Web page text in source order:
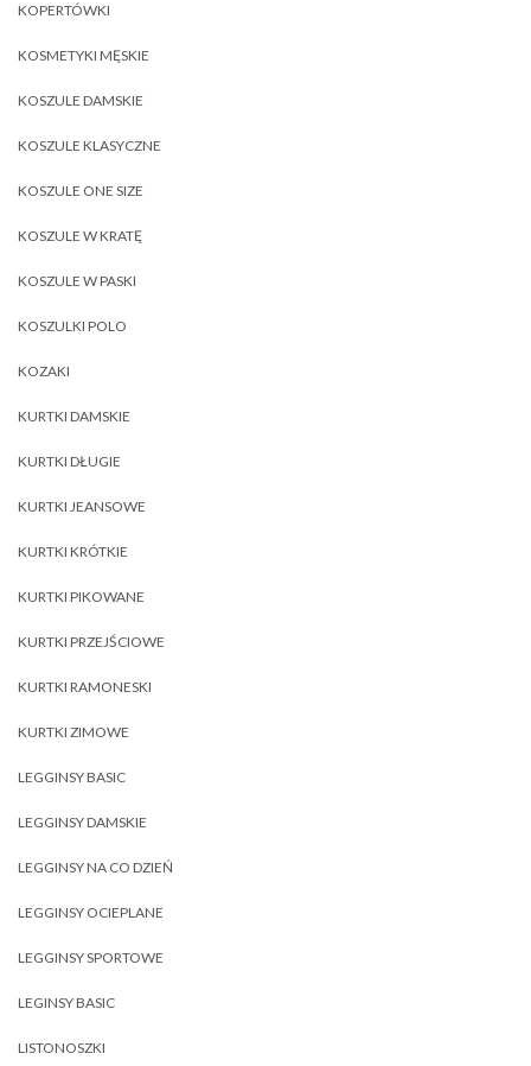
KOPERTÓWKI
KOSMETYKI MĘSKIE
KOSZULE DAMSKIE
KOSZULE KLASYCZNE
KOSZULE ONE SIZE
KOSZULE W KRATĘ
KOSZULE W PASKI
KOSZULKI POLO
KOZAKI
KURTKI DAMSKIE
KURTKI DŁUGIE
KURTKI JEANSOWE
KURTKI KRÓTKIE
KURTKI PIKOWANE
KURTKI PRZEJŚCIOWE
KURTKI RAMONESKI
KURTKI ZIMOWE
LEGGINSY BASIC
LEGGINSY DAMSKIE
LEGGINSY NA CO DZIEŃ
LEGGINSY OCIEPLANE
LEGGINSY SPORTOWE
LEGINSY BASIC
LISTONOSZKI